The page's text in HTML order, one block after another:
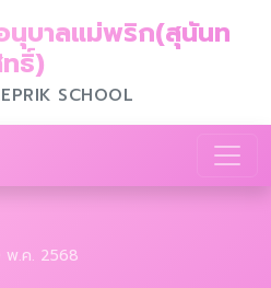
นุบาลแม่พริก(สุนันท
ธิ์)
SCHOOL
พ.ค. 2568